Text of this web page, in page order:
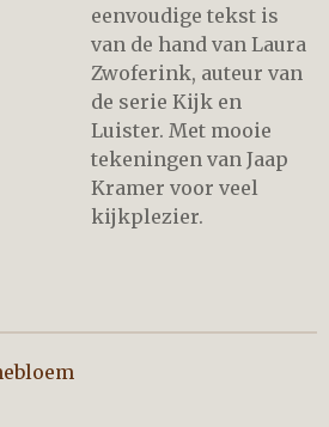
eenvoudige tekst is
van de hand van Laura
Zwoferink, auteur van
de serie Kijk en
Luister. Met mooie
tekeningen van Jaap
Kramer voor veel
kijkplezier.
Zonnebloem